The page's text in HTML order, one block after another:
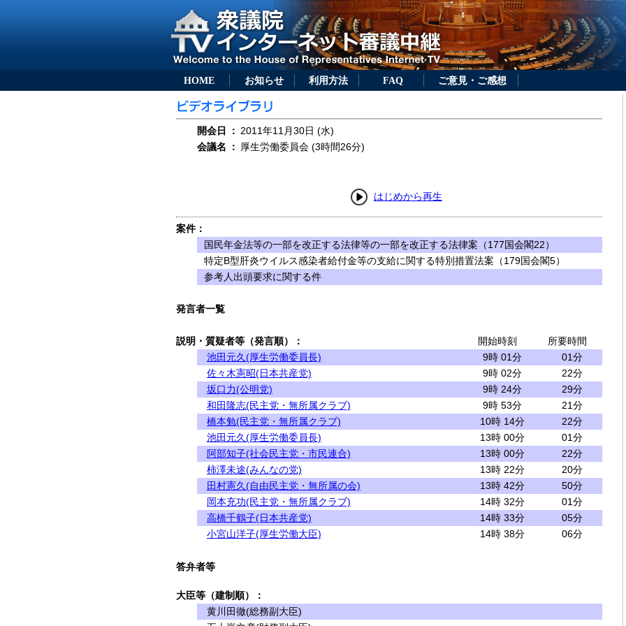
HOME お知らせ 利用方法 FAQ ご意見・ご感想
開会日 ： 2011年11月30日 (水)
会議名
： 厚生労働委員会 (3時間26分)
はじめから再生
案件：
国民年金法等の一部を改正する法律等の一部を改正する法律案（177国会閣22）
特定B型肝炎ウイルス感染者給付金等の支給に関する特別措置法案（179国会閣5）
参考人出頭要求に関する件
発言者一覧
説明・質疑者等（発言順）： 開始時刻
所要時間
池田元久(厚生労働委員長)
9時 01分
01分
佐々木憲昭(日本共産党)
9時 02分
22分
坂口力(公明党)
9時 24分
29分
和田隆志(民主党・無所属クラブ)
9時 53分
21分
橋本勉(民主党・無所属クラブ)
10時 14分
22分
池田元久(厚生労働委員長)
13時 00分
01分
阿部知子(社会民主党・市民連合)
13時 00分
22分
柿澤未途(みんなの党)
13時 22分
20分
田村憲久(自由民主党・無所属の会)
13時 42分
50分
岡本充功(民主党・無所属クラブ)
14時 32分
01分
高橋千鶴子(日本共産党)
14時 33分
05分
小宮山洋子(厚生労働大臣)
14時 38分 06分
答弁者等
大臣等（建制順）：
黄川田徹(総務副大臣)